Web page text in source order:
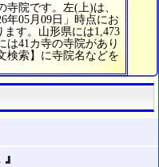
院です。左(上)は、
年05月09日」時点にお
す。山形県には1,473
は41カ寺の寺院があり
検索】に寺院名などを